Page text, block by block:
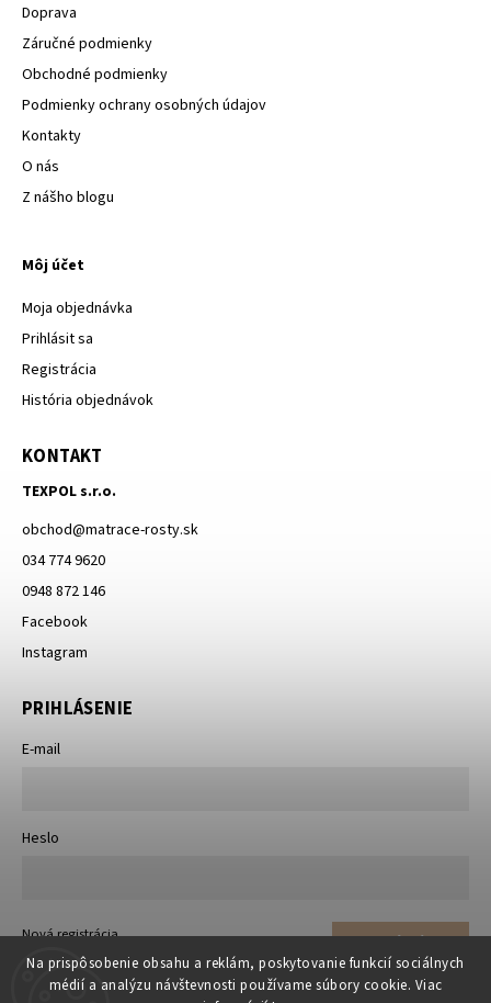
Na prispôsobenie obsahu a reklám, poskytovanie funkcií sociálnych
médií a analýzu návštevnosti používame súbory cookie. Viac
Doprava
Záručné podmienky
Obchodné podmienky
Podmienky ochrany osobných údajov
Kontakty
O nás
Z nášho blogu
Môj účet
Moja objednávka
Prihlásit sa
Registrácia
História objednávok
KONTAKT
TEXPOL s.r.o.
obchod@matrace-rosty.sk
034 774 9620
0948 872 146
Facebook
Instagram
PRIHLÁSENIE
E-mail
Heslo
Prihlásiť sa
Nová registrácia
Zabudnuté heslo